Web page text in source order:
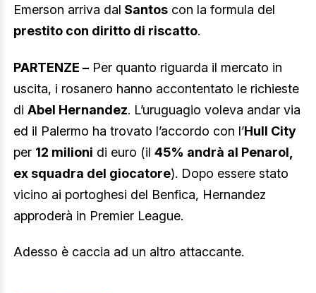
Emerson arriva dal Santos con la formula del
prestito con diritto di riscatto.
PARTENZE – Per quanto riguarda il mercato in
uscita, i rosanero hanno accontentato le richieste
di Abel Hernandez. L’uruguagio voleva andar via
ed il Palermo ha trovato l’accordo con l’Hull City
per 12 milioni di euro (il 45% andrà al Penarol,
ex squadra del giocatore). Dopo essere stato
vicino ai portoghesi del Benfica, Hernandez
approderà in Premier League.
Adesso è caccia ad un altro attaccante.